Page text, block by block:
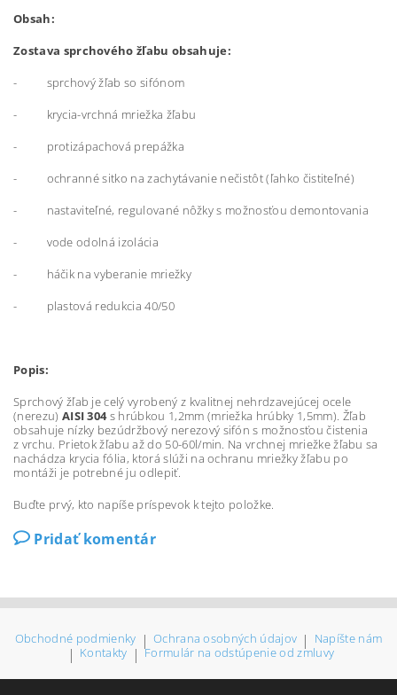
Obsah:
Zostava sprchového žľabu obsahuje:
- sprchový žľab so sifónom
- krycia-vrchná mriežka žľabu
- protizápachová prepážka
- ochranné sitko na zachytávanie nečistôt (ľahko čistiteľné)
- nastaviteľné, regulované nôžky s možnosťou demontovania
- vode odolná izolácia
- háčik na vyberanie mriežky
- plastová redukcia 40/50
Popis:
Sprchový žľab je celý vyrobený z kvalitnej nehrdzavejúcej ocele
(nerezu) AISI 304s hrúbkou 1,2mm (mriežka hrúbky 1,5mm). Žľab
obsahuje nízky bezúdržbový nerezový sifón s možnosťou čistenia
z vrchu. Prietok žľabu až do 50-60l/min. Na vrchnej mriežke žľabu sa
nachádza krycia fólia, ktorá slúži na ochranu mriežky žľabu po
montáži je potrebné ju odlepiť.
Buďte prvý, kto napíše príspevok k tejto položke.
Pridať komentár
Obchodné podmienky | Ochrana osobných údajov | Napíšte nám
| Kontakty | Formulár na odstúpenie od zmluvy